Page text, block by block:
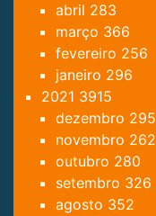
abril 283
março 366
fevereiro 256
janeiro 296
2021 3915
dezembro 295
novembro 262
outubro 280
setembro 326
agosto 352